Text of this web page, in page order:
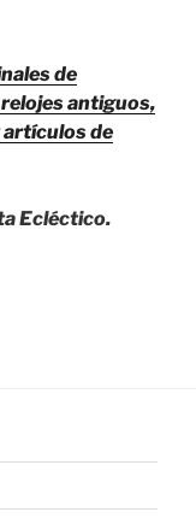
de
antiguos,
de
Ecléctico.